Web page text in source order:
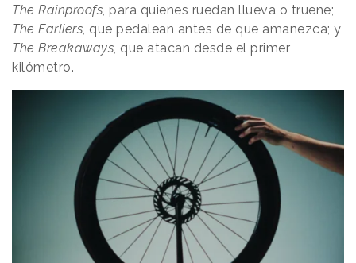
The Rainproofs, para quienes ruedan llueva o truene;
The Earliers, que pedalean antes de que amanezca; y
The Breakaways, que atacan desde el primer
kilómetro.